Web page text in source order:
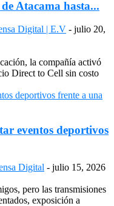
Atacama hasta...
Digital | E.V - julio 20,
la compañía activó
Direct to Cell sin costo
eventos deportivos
Digital - julio 15, 2026
pero las transmisiones
exposición a